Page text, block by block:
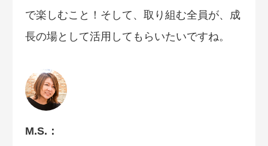
で楽しむこと！そして、取り組む全員が、成
長の場として活用してもらいたいですね。
M.S.：